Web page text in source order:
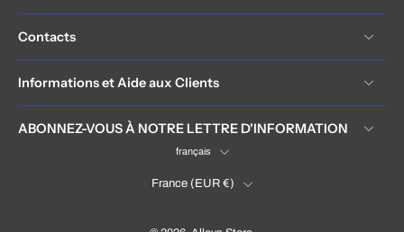
Contacts
Informations et Aide aux Clients
ABONNEZ-VOUS À NOTRE LETTRE D'INFORMATION
français
France ‎(EUR €)‎